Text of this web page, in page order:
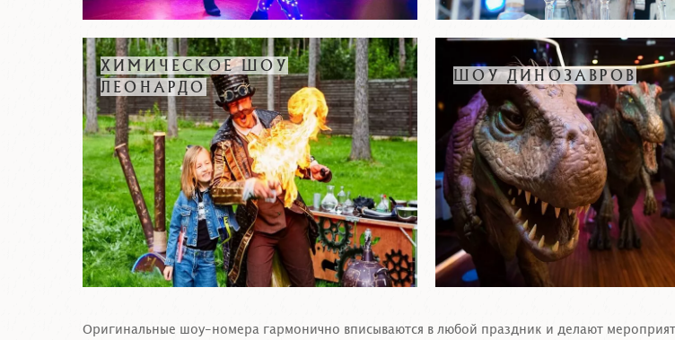
ХИМИЧЕСКОЕ ШОУ
ЛЕОНАРДО
ШОУ ДИНОЗАВРОВ
Оригинальные шоу-номера гармонично вписываются в любой праздник и делают